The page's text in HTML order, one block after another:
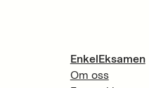
EnkelEksamen
Om oss